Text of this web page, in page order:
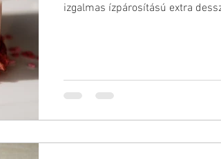
izgalmas ízpárosítású extra